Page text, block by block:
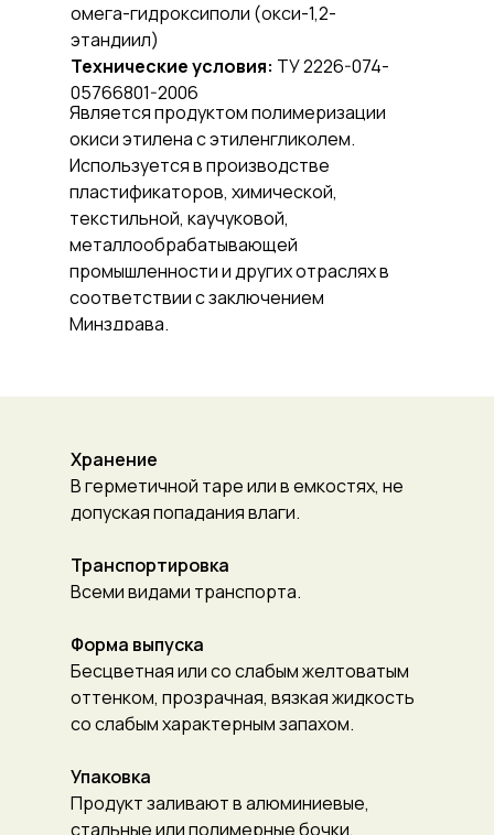
омега-гидроксиполи (окси-1,2-
этандиил)
Технические условия: ТУ 2226-074-
05766801-2006
Является продуктом полимеризации
окиси этилена с этиленгликолем.
Используется в производстве
пластификаторов, химической,
текстильной, каучуковой,
металлообрабатывающей
промышленности и других отраслях в
соответствии с заключением
Минздрава.
Хранение
В герметичной таре или в емкостях, не
допуская попадания влаги.
Транспортировка
Всеми видами транспорта.
Форма выпуска
Бесцветная или со слабым желтоватым
оттенком, прозрачная, вязкая жидкость
со слабым характерным запахом.
Упаковка
Продукт заливают в алюминиевые,
стальные или полимерные бочки,